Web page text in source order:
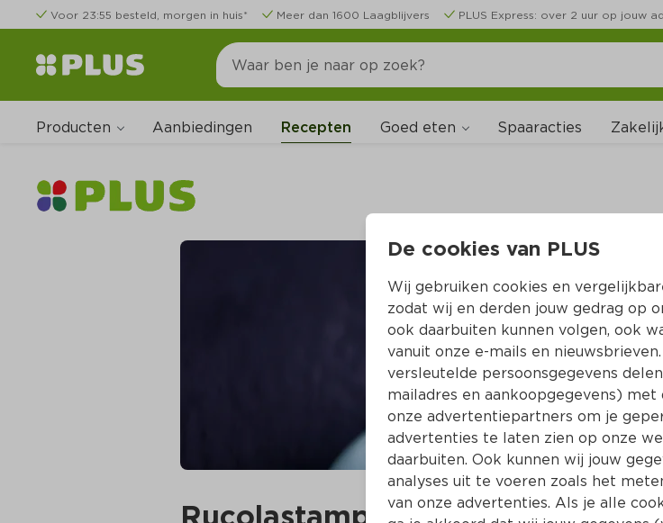
Voor 23:55 besteld, morgen in huis* Meer dan 1600 Laagblijvers PLUS Express: over 2 uur op jouw
Producten Aanbiedingen Recepten Goed eten Spaaracties
De cookies van PLUS
Wij gebruiken cookies en
zodat wij en derden jouw gedrag op
ook daarbuiten kunnen volgen, ook
vanuit onze e-mails en
versleutelde persoonsgegevens
mailadres en aankoopgegevens)
onze advertentiepartners om je
advertenties te laten zien op onze
daarbuiten. Ook kunnen wij jouw
analyses uit te voeren zoals het
van onze advertenties. Als je alle